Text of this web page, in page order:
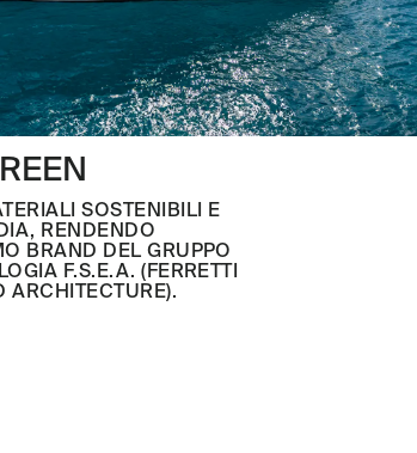
SOSTENIBILI E
RENDENDO
BRAND DEL GRUPPO
F.S.E.A. (FERRETTI
ARCHITECTURE).